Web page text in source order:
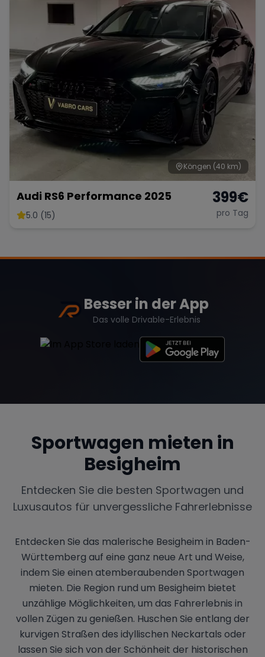
Köngen (40 km)
Audi RS6 Performance 2025
5.0 (15)
399€
pro Tag
Besser in der App
Das volle Drivable-Erlebnis
Sportwagen mieten in
Besigheim
Entdecken Sie die besten Sportwagen und
Luxusautos für unvergessliche Fahrerlebnisse
Entdecken Sie das malerische Besigheim in Baden-
Württemberg auf eine ganz neue Art und Weise,
indem Sie einen atemberaubenden Sportwagen
mieten. Die Region rund um Besigheim bietet
unzählige Möglichkeiten, um das Fahrerlebnis in
vollen Zügen zu genießen. Huschen Sie entlang der
kurvigen Straßen des idyllischen Neckartals oder
lassen Sie sich von der Schönheit der historischen